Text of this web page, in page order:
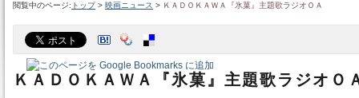
閲覧中のページ: トップ> 映画ニュース > ＫＡＤＯＫＡＷＡ『氷菓』主題歌ラジオＯＡ
ＫＡＤＯＫＡＷＡ『氷菓』主題歌ラジオＯ